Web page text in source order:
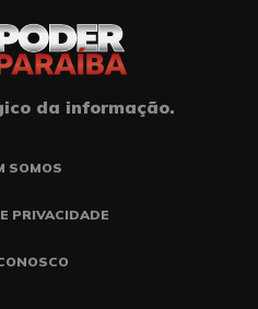
da informação.
SOMOS
PRIVACIDADE